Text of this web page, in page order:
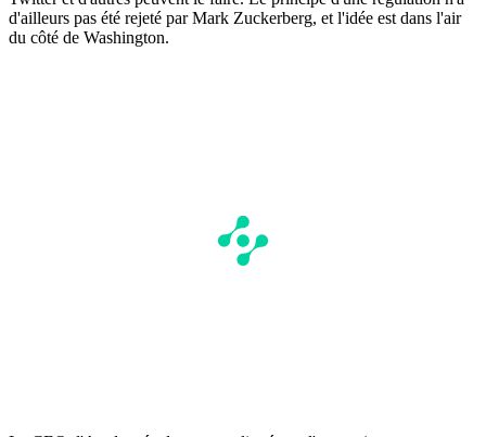
d'ailleurs pas été rejeté par Mark Zuckerberg, et l'idée est dans l'air
du côté de Washington.